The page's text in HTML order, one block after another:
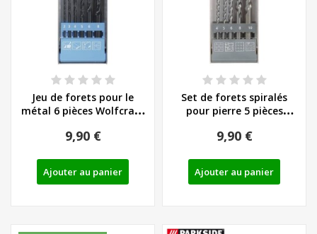
Jeu de forets pour le
métal 6 pièces Wolfcraft
9,90 €
Ajouter au panier
Set de forets spiralés
pour pierre 5 pièces
9,90 €
Ajouter au panier